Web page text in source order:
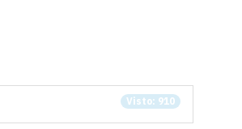
Visto: 910